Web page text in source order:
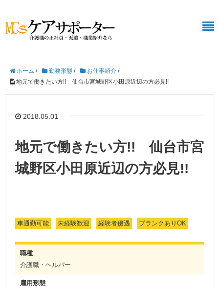
ホーム / 勤務形態 / お仕事紹介 /
地元で働きたい方!! 仙台市宮城野区小田原近辺の方必見!!
2018.05.01
地元で働きたい方!! 仙台市宮
城野区小田原近辺の方必見!!
車通勤可能 未経験歓迎 経験者優遇 ブランクありOK
職種
介護職・ヘルパー
雇用形態